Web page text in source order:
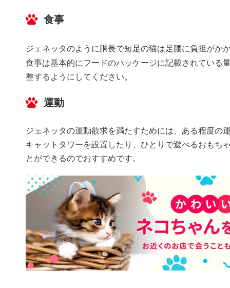
食事
ジェネッタのように胴長で短足の猫は足腰に負担がか
食事は基本的にフードのパッケージに記載されている
整するようにしてください。
運動
ジェネッタの運動欲求を満たすためには、ある程度の
キャットタワーを設置したり、ひとりで遊べるおもち
とができるのでおすすめです。